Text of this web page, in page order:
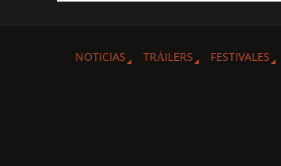
NOTICIAS TRÁILERS FESTIVALES